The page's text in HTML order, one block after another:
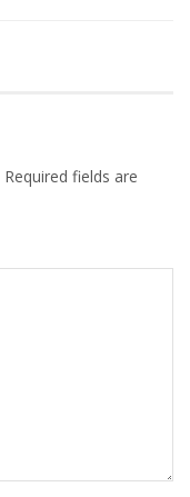
Required fields are